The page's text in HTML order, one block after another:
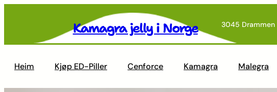
3045 Drammen
Kamagra jelly i Norge
Heim Kjøp ED-Piller Cenforce Kamagra Malegra